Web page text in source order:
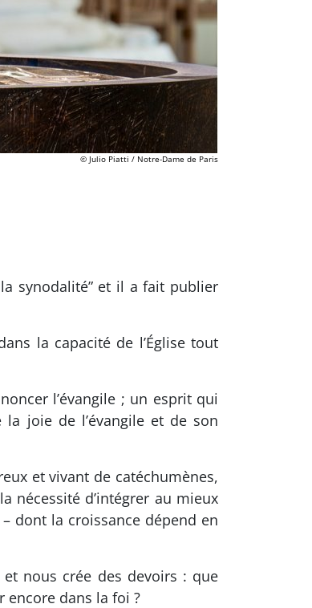
© Julio Piatti / Notre-Dame de Paris
synodalité” et il a fait publier
la capacité de l’Église tout
l’évangile ; un esprit qui
joie de l’évangile et de son
et vivant de catéchumènes,
nécessité d’intégrer au mieux
dont la croissance dépend en
nous crée des devoirs : que
encore dans la foi ?